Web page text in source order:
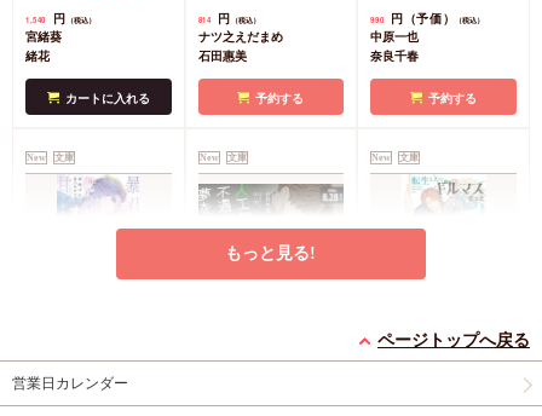
1,540 円 （税込）
宮緒葵
緒花
カートに入れる
814 円 （税込）
ナツ之えだまめ
石田惠美
予約する
990 円（予価） （税込）
中原一也
奈良千春
予約する
New 文庫
しオメガを甘やかした
い
コミコミ特典イラスト
カード 店舗共通特典
New 文庫
夢を見るか【有償特
ー】
は不遇な恋の夢を見る
New 文庫
転生したらギルマスだ
った ～聖竜は黒髪の
パー
もっと見る!
ページトップへ戻る
営業日カレンダー